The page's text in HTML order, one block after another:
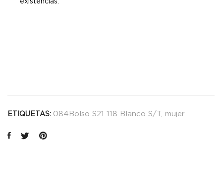
ETIQUETAS: 084Bolso S21 118 Blanco S/T mujer